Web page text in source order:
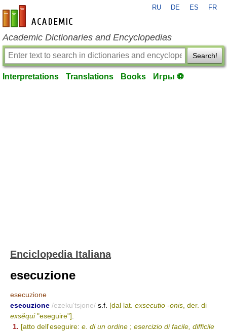
en-academic.com
RU DE ES FR
Academic Dictionaries and Encyclopedias
Search!
Interpretations Translations Books Игры ⚽
Enciclopedia Italiana
esecuzione
esecuzione
esecuzione /ezeku'tsjone/ s.f. [dal lat. exsecutio -onis , der. di
exsĕqui"eseguire"]
1. [atto dell'eseguire: e. di un ordine ; esercizio di facile, difficile